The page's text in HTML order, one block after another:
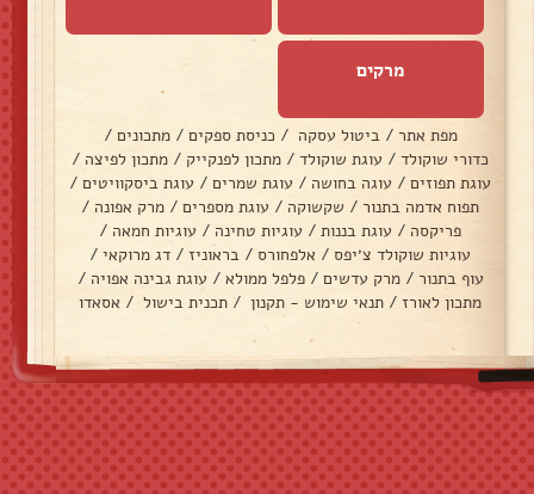
מרקים
מפת אתר / ביטול עסקה / כניסת ספקים / מתכונים /
כדורי שוקולד / עוגת שוקולד / מתכון לפנקייק / מתכון לפיצה /
עוגת תפוזים / עוגה בחושה / עוגת שמרים / עוגת ביסקוויטים /
תפוח אדמה בתנור / שקשוקה / עוגת מספרים / מרק אפונה /
פריקסה / עוגת בננות / עוגיות טחינה / עוגיות חמאה /
עוגיות שוקולד צ׳יפס / אלפחורס / בראוניז / דג מרוקאי /
עוף בתנור / מרק עדשים / פלפל ממולא / עוגת גבינה אפויה /
מתכון לאורז / תנאי שימוש - תקנון / תכנית בישול / אסאדו